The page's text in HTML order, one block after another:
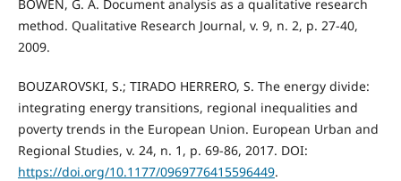
BOWEN, G. A. Document analysis as a qualitative research
method. Qualitative Research Journal, v. 9, n. 2, p. 27-40,
2009.
BOUZAROVSKI, S.; TIRADO HERRERO, S. The energy divide:
integrating energy transitions, regional inequalities and
poverty trends in the European Union. European Urban and
Regional Studies, v. 24, n. 1, p. 69-86, 2017. DOI:
https://doi.org/10.1177/0969776415596449.